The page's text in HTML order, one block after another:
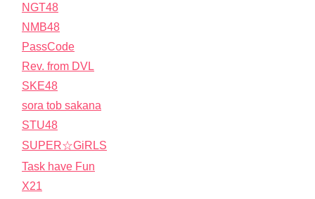
NGT48
NMB48
PassCode
Rev. from DVL
SKE48
sora tob sakana
STU48
SUPER☆GiRLS
Task have Fun
X21